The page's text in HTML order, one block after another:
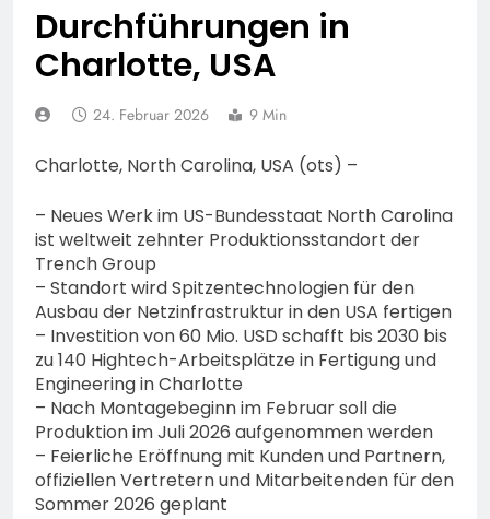
bestohlen: Zeugen
gesucht!; Mercedes
angedotzt: Hinweise
erbeten und Wer hat den
5. August 2026
Durchführungen in
Charlotte, USA
24. Februar 2026 9 Min
Charlotte, North Carolina, USA (ots) –
– Neues Werk im US-Bundesstaat North Carolina
ist weltweit zehnter Produktionsstandort der
Trench Group
– Standort wird Spitzentechnologien für den
Ausbau der Netzinfrastruktur in den USA fertigen
– Investition von 60 Mio. USD schafft bis 2030 bis
zu 140 Hightech-Arbeitsplätze in Fertigung und
Engineering in Charlotte
– Nach Montagebeginn im Februar soll die
Produktion im Juli 2026 aufgenommen werden
– Feierliche Eröffnung mit Kunden und Partnern,
offiziellen Vertretern und Mitarbeitenden für den
Sommer 2026 geplant